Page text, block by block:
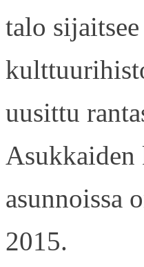
talo
uusittu
Asukkaiden
asunnoissa
2015.